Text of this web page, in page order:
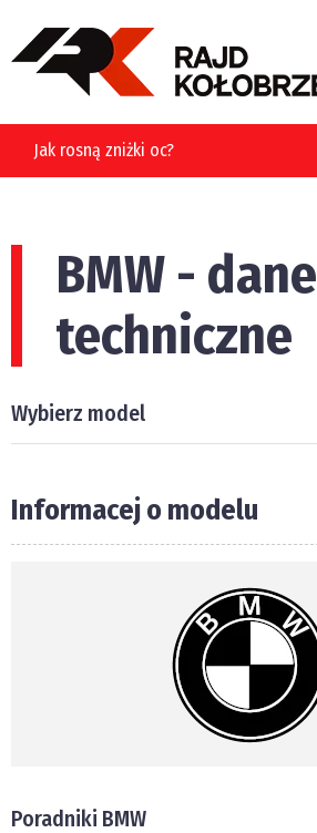
Jak rosną zniżki oc?
BMW - dane
techniczne
Wybierz model
Informacej o modelu
Poradniki BMW